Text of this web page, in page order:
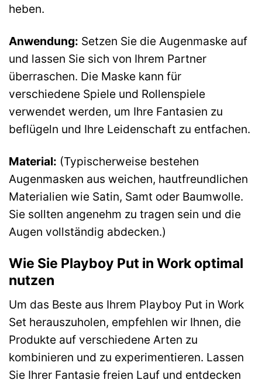
heben.
Anwendung: Setzen Sie die Augenmaske auf
und lassen Sie sich von Ihrem Partner
überraschen. Die Maske kann für
verschiedene Spiele und Rollenspiele
verwendet werden, um Ihre Fantasien zu
beflügeln und Ihre Leidenschaft zu entfachen.
Material: (Typischerweise bestehen
Augenmasken aus weichen, hautfreundlichen
Materialien wie Satin, Samt oder Baumwolle.
Sie sollten angenehm zu tragen sein und die
Augen vollständig abdecken.)
Wie Sie Playboy Put in Work optimal
nutzen
Um das Beste aus Ihrem Playboy Put in Work
Set herauszuholen, empfehlen wir Ihnen, die
Produkte auf verschiedene Arten zu
kombinieren und zu experimentieren. Lassen
Sie Ihrer Fantasie freien Lauf und entdecken